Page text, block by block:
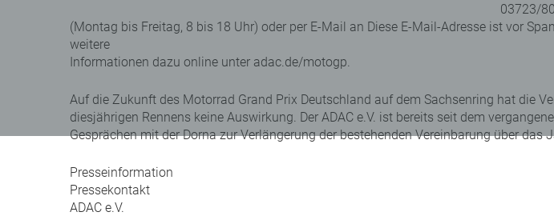
03723/
(Montag bis Freitag, 8 bis 18 Uhr) oder per E-Mail an Diese E-Mail-Adresse ist vor
weitere
Informationen dazu online unter adac.de/motogp.
Auf die Zukunft des Motorrad Grand Prix Deutschland auf dem Sachsenring hat die
diesjährigen Rennens keine Auswirkung. Der ADAC e.V. ist bereits seit dem
Gesprächen mit der Dorna zur Verlängerung der bestehenden Vereinbarung über das
Presseinformation
Pressekontakt
ADAC e.V.